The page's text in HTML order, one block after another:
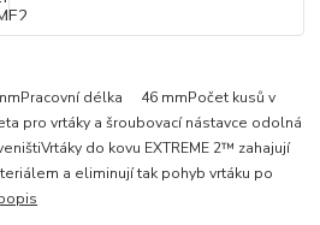
délka 46 mmPočet kusů v
pro vrtáky a šroubovací nástavce odolná
do kovu EXTREME 2™ zahajují
a eliminují tak pohyb vrtáku po